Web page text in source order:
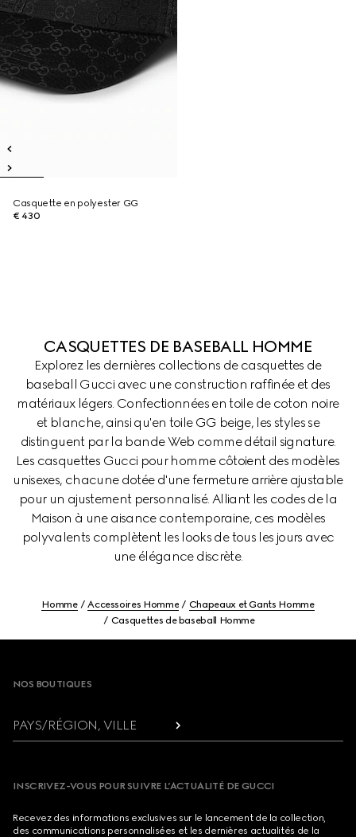
Casquette en polyester GG
€ 430
CASQUETTES DE BASEBALL HOMME
Explorez les dernières collections de casquettes de
baseball Gucci avec une construction raffinée et des
matériaux légers. Confectionnées en toile de coton noire
et blanche, ainsi qu'en toile GG beige, les styles se
distinguent par la bande Web comme détail signature.
Les casquettes Gucci pour homme côtoient des modèles
unisexes, chacune dotée d'une fermeture arrière ajustable
pour un ajustement personnalisé. Alliant les codes de la
Maison à une aisance contemporaine, ces modèles
polyvalents complètent les looks de tous les jours avec
une élégance discrète.
Homme Accessoires Homme
Chapeaux et Gants Homme
Casquettes de baseball Homme
NOS BOUTIQUES
PAYS/RÉGION, VILLE
INSCRIVEZ-VOUS POUR SUIVRE L’ACTUALITÉ DE GUCCI
Recevez des informations exclusives sur le lancement de la collection,
des communications personnalisées et les dernières actualités de la